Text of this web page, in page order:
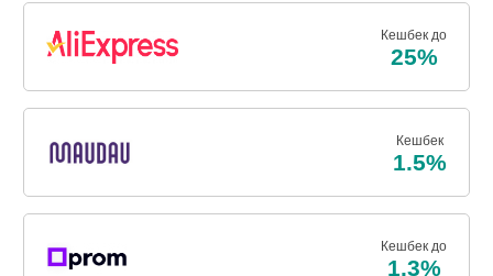
Кешбек до
25%
Кешбек
1.5%
Кешбек до
1.3%